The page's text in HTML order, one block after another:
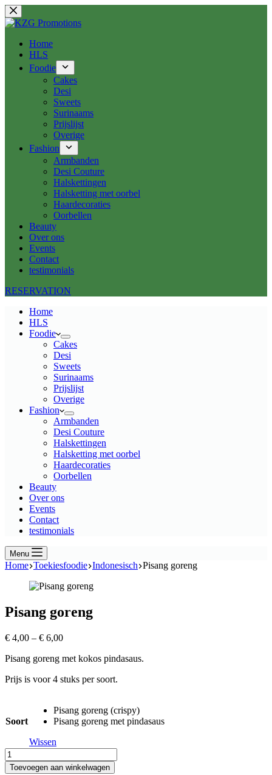
Ga
naar
inhoudHome
HLS
Foodie
Cakes
Desi
Sweets
Surinaams
Prijslijst
Overige
Fashion
Armbanden
Desi Couture
Halskettingen
Halsketting met oorbel
Haardecoraties
Oorbellen
Beauty
Over ons
Events
Contact
testimonials
RESERVATION
Home
HLS
Foodie
Cakes
Desi
Sweets
Surinaams
Prijslijst
Overige
Fashion
Armbanden
Desi Couture
Halskettingen
Halsketting met oorbel
Haardecoraties
Oorbellen
Beauty
Over ons
Events
Contact
testimonials
Menu
Home Toekiesfoodie Indonesisch Pisang goreng
Pisang goreng
€ 4,00 – € 6,00Prijsklasse:
tot
Pisang goreng met kokos pindasaus.
Prijs is voor 4 stuks per soort.
Soort
Pisang goreng (crispy)
Pisang goreng met pindasaus
Wissen
Pisang
goreng
Toevoegen aan winkelwagen